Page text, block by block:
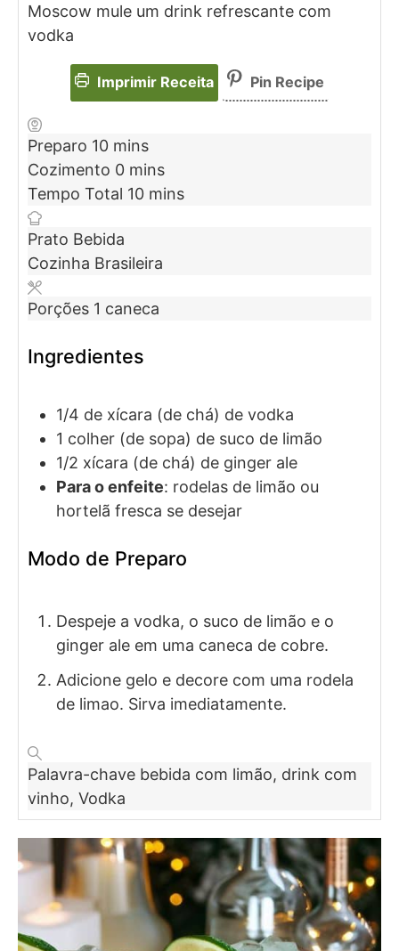
Moscow mule um drink refrescante com
vodka
Imprimir Receita Pin Recipe
Preparo 10 mins
Cozimento 0 mins
Tempo Total 10 mins
Prato Bebida
Cozinha Brasileira
Porções 1 caneca
Ingredientes
1/4 de xícara (de chá) de vodka
1 colher (de sopa) de suco de limão
1/2 xícara (de chá) de ginger ale
Para o enfeite: rodelas de limão ou
hortelã fresca se desejar
Modo de Preparo
Despeje a vodka, o suco de limão e o
ginger ale em uma caneca de cobre.
Adicione gelo e decore com uma rodela
de limao. Sirva imediatamente.
Palavra-chave bebida com limão, drink com
vinho, Vodka